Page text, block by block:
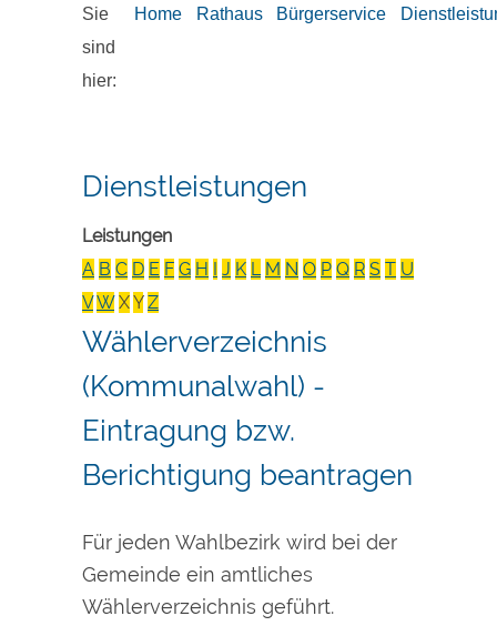
Sie
sind
hier:
Home Rathaus Bürgerservice
Dienstleistungen
Leistungen
A B C D E F G H I J K L M N O P Q R S T U
VW XY Z
Wählerverzeichnis
(Kommunalwahl) -
Eintragung bzw.
Berichtigung beantragen
Für jeden Wahlbezirk wird bei der
Gemeinde ein amtliches
Wählerverzeichnis geführt.